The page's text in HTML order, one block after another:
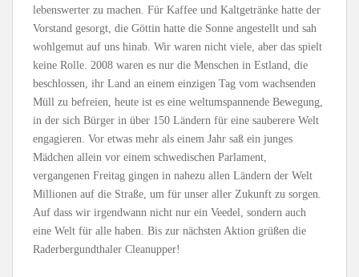
lebenswerter zu machen. Für Kaffee und Kaltgetränke hatte der
Vorstand gesorgt, die Göttin hatte die Sonne angestellt und sah
wohlgemut auf uns hinab. Wir waren nicht viele, aber das spielt
keine Rolle. 2008 waren es nur die Menschen in Estland, die
beschlossen, ihr Land an einem einzigen Tag vom wachsenden
Müll zu befreien, heute ist es eine weltumspannende Bewegung,
in der sich Bürger in über 150 Ländern für eine sauberere Welt
engagieren. Vor etwas mehr als einem Jahr saß ein junges
Mädchen allein vor einem schwedischen Parlament,
vergangenen Freitag gingen in nahezu allen Ländern der Welt
Millionen auf die Straße, um für unser aller Zukunft zu sorgen.
Auf dass wir irgendwann nicht nur ein Veedel, sondern auch
eine Welt für alle haben. Bis zur nächsten Aktion grüßen die
Raderbergundthaler Cleanupper!